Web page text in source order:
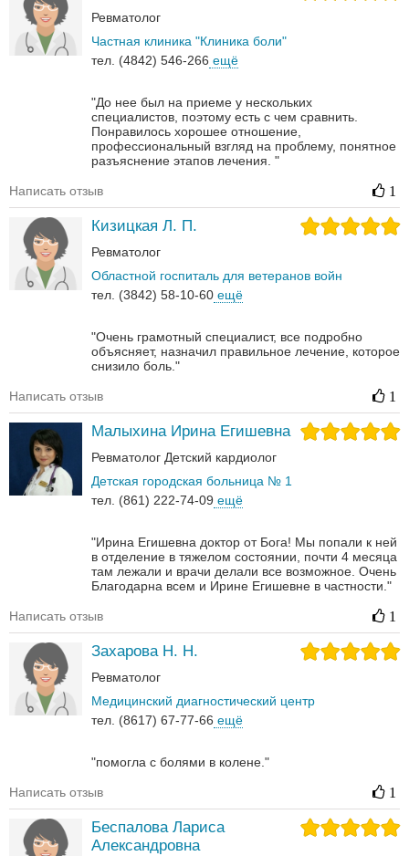
Ревматолог
Частная клиника "Клиника боли"
тел. (4842) 546-266 ещё
"До нее был на приеме у нескольких
специалистов, поэтому есть с чем сравнить.
Понравилось хорошее отношение,
профессиональный взгляд на проблему, понятное
разъяснение этапов лечения. "
Написать отзыв 1
Кизицкая Л. П.
Ревматолог
Областной госпиталь для ветеранов войн
тел. (3842) 58-10-60 ещё
"Очень грамотный специалист, все подробно
объясняет, назначил правильное лечение, которое
снизило боль."
Написать отзыв 1
Малыхина Ирина Егишевна
Ревматолог Детский кардиолог
Детская городская больница № 1
тел. (861) 222-74-09 ещё
"Ирина Егишевна доктор от Бога! Мы попали к ней
в отделение в тяжелом состоянии, почти 4 месяца
там лежали и врачи делали все возможное. Очень
Благодарна всем и Ирине Егишевне в частности."
Написать отзыв 1
Захарова Н. Н.
Ревматолог
Медицинский диагностический центр
тел. (8617) 67-77-66 ещё
"помогла с болями в колене."
Написать отзыв 1
Беспалова Лариса
Александровна